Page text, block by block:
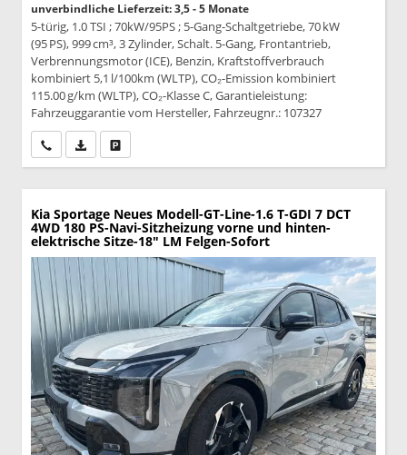
unverbindliche Lieferzeit: 3,5 - 5 Monate
5-türig, 1.0 TSI ; 70kW/95PS ; 5-Gang-Schaltgetriebe, 70 kW
(95 PS), 999 cm³, 3 Zylinder, Schalt. 5-Gang, Frontantrieb,
Verbrennungsmotor (ICE), Benzin, Kraftstoffverbrauch
kombiniert 5,1 l/100km (WLTP), CO₂-Emission kombiniert
115.00 g/km (WLTP), CO₂-Klasse C, Garantieleistung:
Fahrzeuggarantie vom Hersteller, Fahrzeugnr.: 107327
Wir rufen Sie anPDF-Datei, Fahrzeugexposé drucken
Kia Sportage Neues Modell-GT-Line-1.6 T-GDI 7 DCT
4WD 180 PS-Navi-Sitzheizung vorne und hinten-
elektrische Sitze-18" LM Felgen-Sofort